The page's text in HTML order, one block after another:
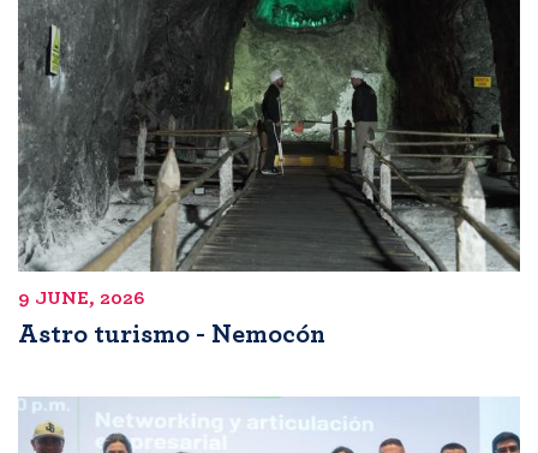
9 JUNE, 2026
Astro turismo - Nemocón